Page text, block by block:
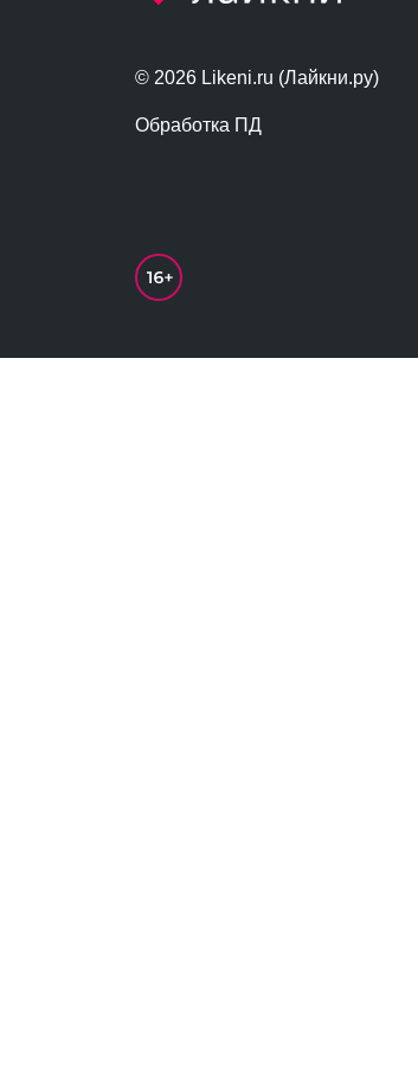
© 2026 Likeni.ru (Лайкни.ру)
Обработка ПД